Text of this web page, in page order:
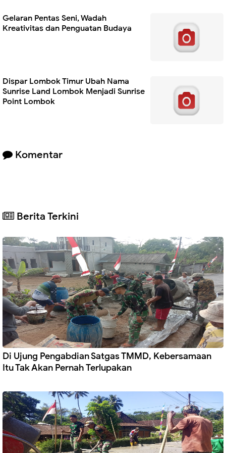
Gelaran Pentas Seni, Wadah
Kreativitas dan Penguatan Budaya
Dispar Lombok Timur Ubah Nama
Sunrise Land Lombok Menjadi Sunrise
Point Lombok
Komentar
Berita Terkini
Di Ujung Pengabdian Satgas TMMD, Kebersamaan
Itu Tak Akan Pernah Terlupakan